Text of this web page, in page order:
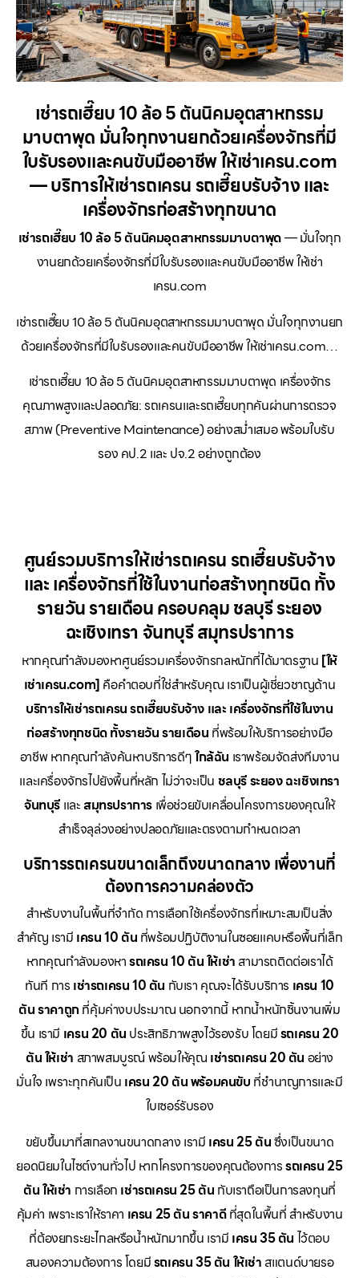
เช่ารถเฮี๊ยบ 10 ล้อ 5 ตันนิคมอุตสาหกรรม
มาบตาพุด มั่นใจทุกงานยกด้วยเครื่องจักรที่มี
ใบรับรองและคนขับมืออาชีพ ให้เช่าเครน.com
— บริการให้เช่ารถเครน รถเฮี๊ยบรับจ้าง และ
เครื่องจักรก่อสร้างทุกขนาด
เช่ารถเฮี๊ยบ 10 ล้อ 5 ตันนิคมอุตสาหกรรมมาบตาพุด— มั่นใจทุก
งานยกด้วยเครื่องจักรที่มีใบรับรองและคนขับมืออาชีพ ให้เช่า
เครน.com
เช่ารถเฮี๊ยบ 10 ล้อ 5 ตันนิคมอุตสาหกรรมมาบตาพุด มั่นใจทุกงานยก
ด้วยเครื่องจักรที่มีใบรับรองและคนขับมืออาชีพ ให้เช่าเครน.com…
เช่ารถเฮี๊ยบ 10 ล้อ 5 ตันนิคมอุตสาหกรรมมาบตาพุด เครื่องจักร
คุณภาพสูงและปลอดภัย: รถเครนและรถเฮี๊ยบทุกคันผ่านการตรวจ
สภาพ (Preventive Maintenance) อย่างสม่ำเสมอ พร้อมใบรับ
รอง คป.2 และ ปจ.2 อย่างถูกต้อง
ศูนย์รวมบริการให้เช่ารถเครน รถเฮี๊ยบรับจ้าง
และ เครื่องจักรที่ใช้ในงานก่อสร้างทุกชนิด ทั้ง
รายวัน รายเดือน ครอบคลุม ชลบุรี ระยอง
ฉะเชิงเทรา จันทบุรี สมุทรปราการ
หากคุณกำลังมองหาศูนย์รวมเครื่องจักรกลหนักที่ได้มาตรฐาน [ให้
เช่าเครน.com] คือคำตอบที่ใช่สำหรับคุณ เราเป็นผู้เชี่ยวชาญด้าน
บริการให้เช่ารถเครน รถเฮี๊ยบรับจ้าง และ เครื่องจักรที่ใช้ในงาน
ก่อสร้างทุกชนิด ทั้งรายวัน รายเดือน ที่พร้อมให้บริการอย่างมือ
อาชีพ หากคุณกำลังค้นหาบริการดีๆใกล้ฉัน เราพร้อมจัดส่งทีมงาน
และเครื่องจักรไปยังพื้นที่หลัก ไม่ว่าจะเป็น ชลบุรี ระยอง ฉะเชิงเทรา
จันทบุรี และสมุทรปราการ เพื่อช่วยขับเคลื่อนโครงการของคุณให้
สำเร็จลุล่วงอย่างปลอดภัยและตรงตามกำหนดเวลา
บริการรถเครนขนาดเล็กถึงขนาดกลาง เพื่องานที่
ต้องการความคล่องตัว
สำหรับงานในพื้นที่จำกัด การเลือกใช้เครื่องจักรที่เหมาะสมเป็นสิ่ง
สำคัญ เรามี เครน 10 ตัน ที่พร้อมปฏิบัติงานในซอยแคบหรือพื้นที่เล็ก
หากคุณกำลังมองหารถเครน 10 ตัน ให้เช่า สามารถติดต่อเราได้
ทันที การ เช่ารถเครน 10 ตัน กับเรา คุณจะได้รับบริการ เครน 10
ตัน ราคาถูกที่คุ้มค่างบประมาณ นอกจากนี้ หากน้ำหนักชิ้นงานเพิ่ม
ขึ้น เรามี เครน 20 ตัน ประสิทธิภาพสูงไว้รองรับ โดยมีรถเครน 20
ตัน ให้เช่า สภาพสมบูรณ์ พร้อมให้คุณ เช่ารถเครน 20 ตัน อย่าง
มั่นใจ เพราะทุกคันเป็น เครน 20 ตัน พร้อมคนขับ ที่ชำนาญการและมี
ใบเซอร์รับรอง
ขยับขึ้นมาที่สเกลงานขนาดกลาง เรามี เครน 25 ตันซึ่งเป็นขนาด
ยอดนิยมในไซต์งานทั่วไป หากโครงการของคุณต้องการรถเครน 25
ตัน ให้เช่า การเลือก เช่ารถเครน 25 ตัน กับเราถือเป็นการลงทุนที่
คุ้มค่า เพราะเราให้ราคา เครน 25 ตัน ราคาดีที่สุดในพื้นที่ สำหรับงาน
ที่ต้องยกระยะไกลหรือน้ำหนักมากขึ้น เรามี เครน 35 ตัน ไว้ตอบ
สนองความต้องการ โดยมีรถเครน 35 ตัน ให้เช่า สแตนด์บายรอ